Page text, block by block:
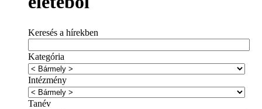
Keresés a hírekben
Kategória
Intézmény
Tanév